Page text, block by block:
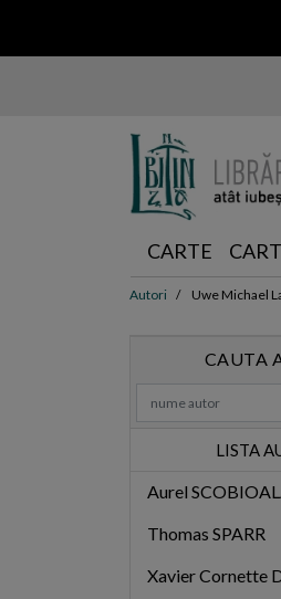
CARTE
Autori Uwe Michael
CAUTA
LISTA
Aurel
Thomas SPARR
Xavier Cornette